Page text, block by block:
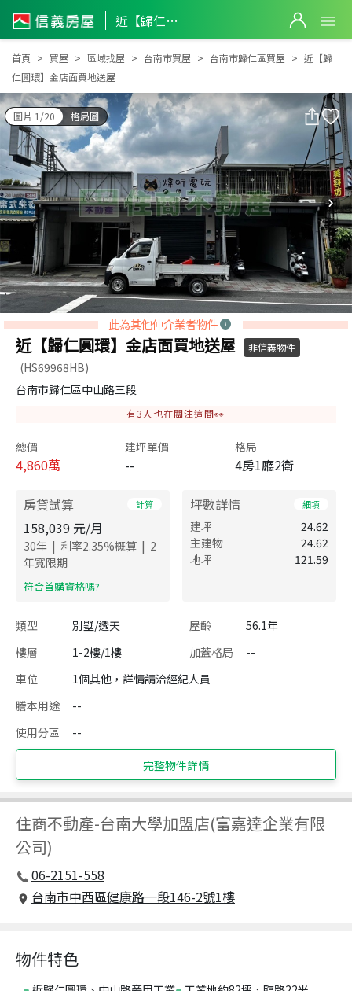
近【歸仁圓環】金店面買地送屋
近【歸仁圓環】金店面買地送屋
首頁 買屋 區域找屋 台南市買屋 台南市歸仁區買屋
近【歸
仁圓環】金店面買地送屋
圖片 1/20 格局圖
此為其他仲介業者物件
近【歸仁圓環】金店面買地送屋 非信義物件
(HS69968HB)
台南市歸仁區中山路三段
有3 人也在關注這間👀
總價
4,860萬
建坪單價
--
格局
4房1廳2衛
房貸試算 計算
158,039 元/月
30年 | 利率2.35%概算 | 2
年寬限期
​符合首購資格嗎?
坪數詳情 細項
建坪
24.62
主建物
24.62
地坪
121.59
類型 別墅/透天 屋齡
56.1年
樓層
1-2樓/1樓 加蓋格局
--
車位
1個其他，詳情請洽經紀人員
謄本用途
--
使用分區
--
完整物件詳情
住商不動產-台南大學加盟店(富嘉達企業有限
公司)
06-2151-558
台南市中西區健康路一段146-2號1樓
物件特色